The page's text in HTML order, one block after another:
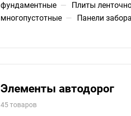
фундаментные — Плиты
многопустотные — Панели
Элементы автодорог
45 товаров